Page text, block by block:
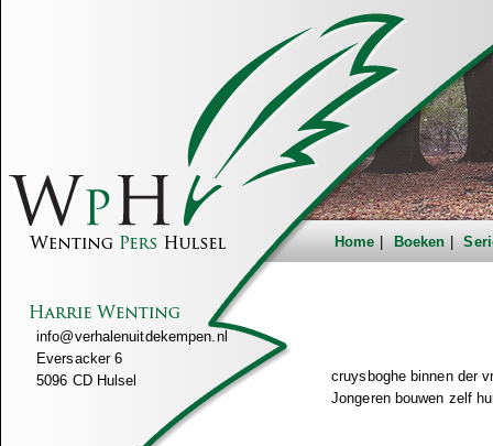
Home Boeken
info@verhalenuitdekempen.nl
Eversacker 6
5096 CD Hulsel
cruysboghe binnen der
Jongeren bouwen zelf